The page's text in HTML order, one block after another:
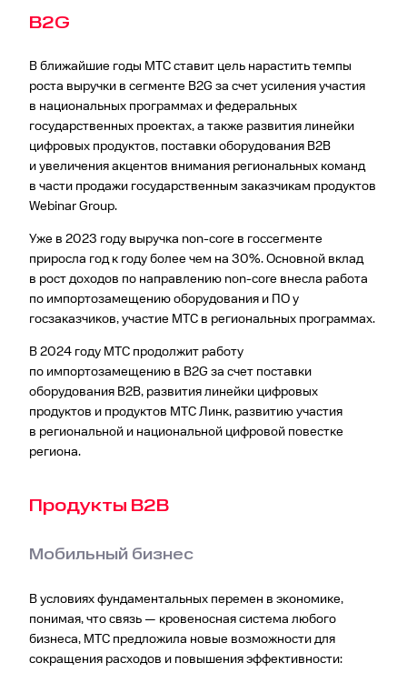
В2G
В ближайшие годы МТС ставит цель нарастить темпы
роста выручки в сегменте B2G за счет усиления участия
в национальных программах и федеральных
государственных проектах, а также развития линейки
цифровых продуктов, поставки оборудования В2В
и увеличения акцентов внимания региональных команд
в части продажи государственным заказчикам продуктов
Webinar Group.
Уже в 2023 году выручка non-core в госсегменте
приросла год к году более чем на 30%. Основной вклад
в рост доходов по направлению non-core внесла работа
по импортозамещению оборудования и ПО у
госзаказчиков, участие МТС в ре­гио­нальных программах.
В 2024 году МТС продолжит работу
по импортозамещению в B2G за счет поставки
оборудования В2В, развития линейки цифровых
продуктов и продуктов МТС Линк, развитию участия
в регио­нальной и национальной цифровой повестке
региона.
Продукты B2B
Мобильный бизнес
В условиях фундаментальных перемен в экономике,
понимая, что связь — кровеносная система любого
бизнеса, МТС предложила новые возможности для
сокращения расходов и повышения эффективности: